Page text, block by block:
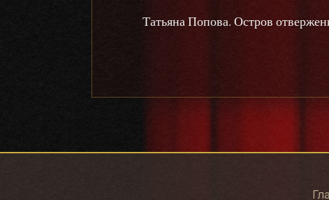
Татьяна Попова. Остров